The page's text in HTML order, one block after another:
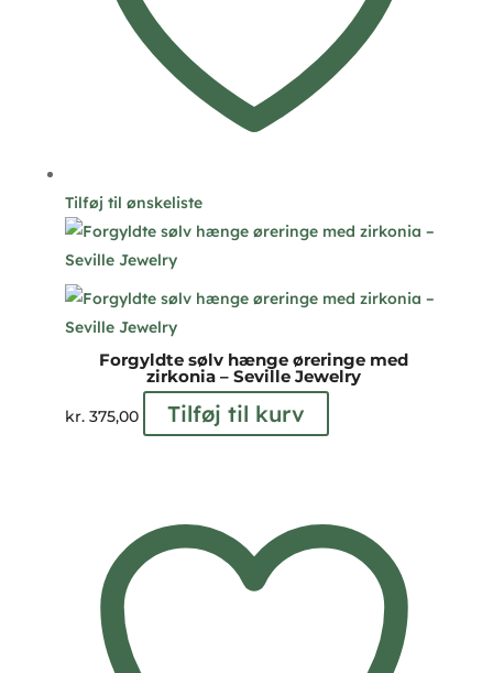
Tilføj til ønskeliste
Forgyldte sølv hænge øreringe med
zirkonia – Seville Jewelry
kr.375,00 Tilføj til kurv